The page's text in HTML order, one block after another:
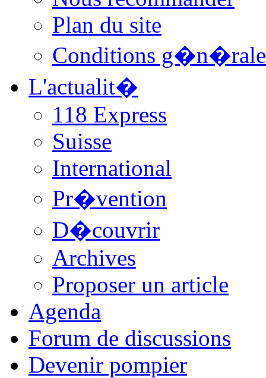
Plan du site
Conditions
L'actualit�
118 Express
Suisse
International
Pr�vention
D�couvrir
Archives
Proposer un article
Agenda
Forum de discussions
Devenir pompier